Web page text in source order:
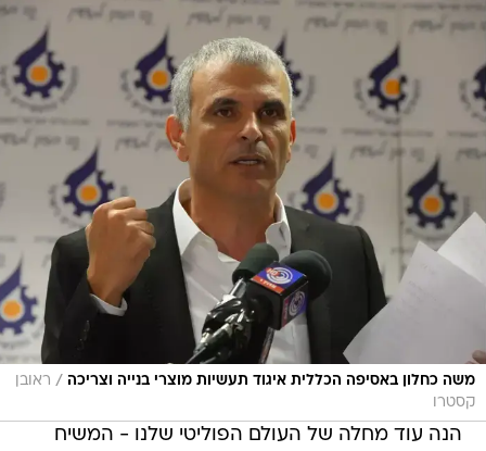
משה כחלון באסיפה הכללית איגוד תעשיות מוצרי בנייה וצריכה / ראובן
קסטרו
הנה עוד מחלה של העולם הפוליטי שלנו - המשיח